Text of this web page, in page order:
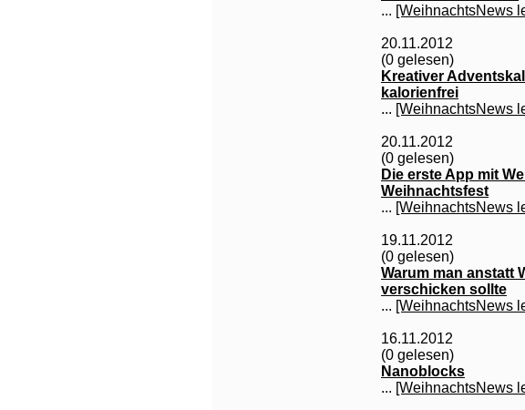
... [WeihnachtsNews
20.11.2012
(0 gelesen)
Kreativer
kalorienfrei
... [WeihnachtsNews
20.11.2012
(0 gelesen)
Die erste App mit
Weihnachtsfest
... [WeihnachtsNews
19.11.2012
(0 gelesen)
Warum man anstatt
verschicken sollte
... [WeihnachtsNews
16.11.2012
(0 gelesen)
Nanoblocks
... [WeihnachtsNews